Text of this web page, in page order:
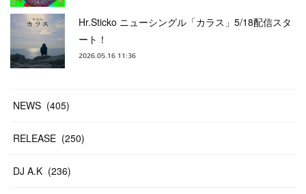
Hr.Sticko ニューシングル「カラス」5/18配信スタ
ート！
2026.05.16 11:36
NEWS (405)
RELEASE (250)
DJ A.K (236)